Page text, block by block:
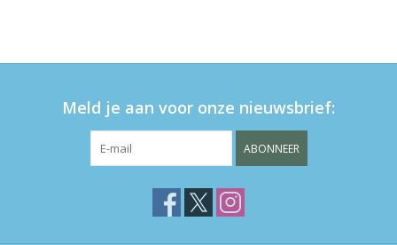
Meld je aan voor onze nieuwsbrief:
ABONNEER